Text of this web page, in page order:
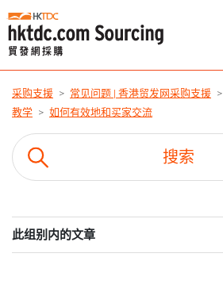
采购支援 常见问题 | 香港贸发网采购支援
教学
如何有效地和买家交流
此组别内的文章